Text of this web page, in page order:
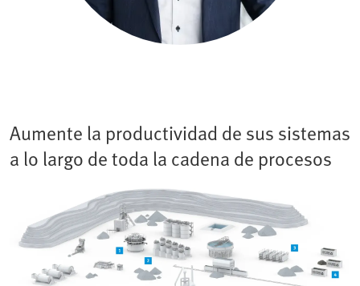
Aumente la productividad de sus sistemas
a lo largo de toda la cadena de procesos